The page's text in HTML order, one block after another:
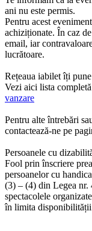
ani nu este permis.
Pentru acest
achiziționate. În caz
email, iar
lucrătoare.
Rețeaua iabilet îți
Vezi aici lista
vanzare
Pentru alte întrebări
contactează-ne pe
Persoanele cu
Fool prin înscriere
persoanelor cu
(3) – (4) din Legea nr.
spectacolele
în limita